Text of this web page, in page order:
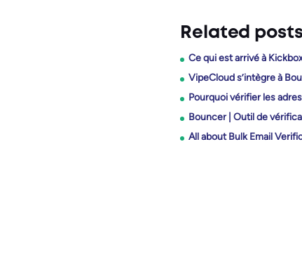
Related
Ce qui est arrivé à
VipeCloud s’intègre à
Pourquoi vérifier les
Bouncer | Outil de
All about Bulk Email